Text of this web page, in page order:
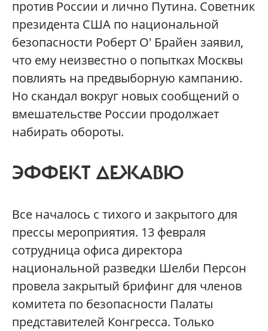
против России и лично Путина. Советник
президента США по национальной
безопасности Роберт О' Брайен заявил,
что ему неизвестно о попытках Москвы
повлиять на предвыборную кампанию.
Но скандал вокруг новых сообщений о
вмешательстве России продолжает
набирать обороты.
ЭФФЕКТ ДЕЖАВЮ
Все началось с тихого и закрытого для
прессы мероприятия. 13 февраля
сотрудница офиса директора
национальной разведки Шелби Персон
провела закрытый брифинг для членов
комитета по безопасности Палаты
представителей Конгресса. Только